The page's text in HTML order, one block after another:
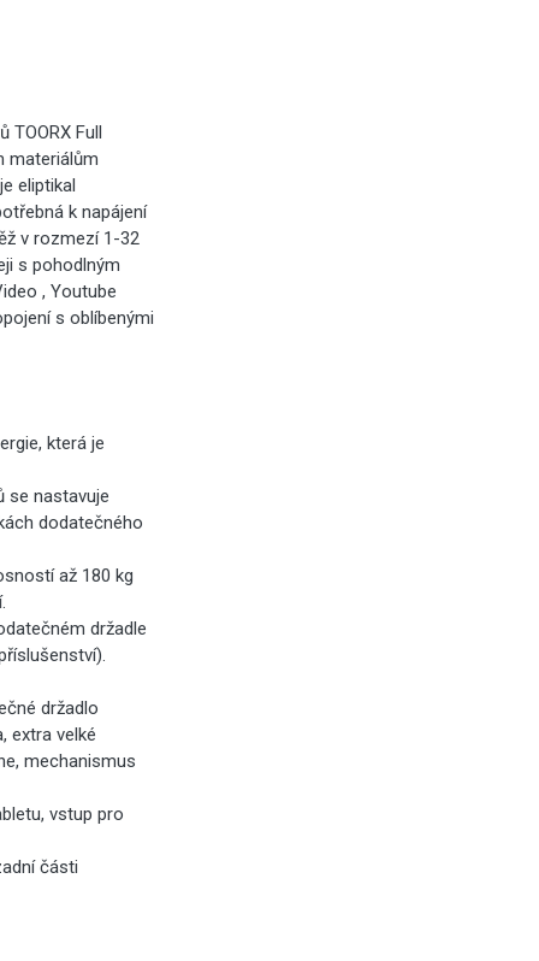
TOORX Full
materiálům
eliptikal
k napájení
v rozmezí 1-32
s pohodlným
, Youtube
s oblíbenými
která je
se nastavuje
dodatečného
až 180 kg
držadle
držadlo
extra velké
mechanismus
vstup pro
části